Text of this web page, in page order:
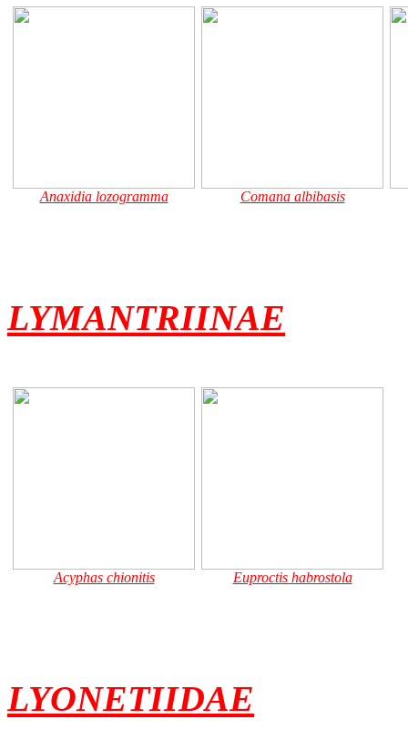
Anaxidia lozogramma Comana albibasis
LYMANTRIINAE
Acyphas chionitis Euproctis habrostola
LYONETIIDAE